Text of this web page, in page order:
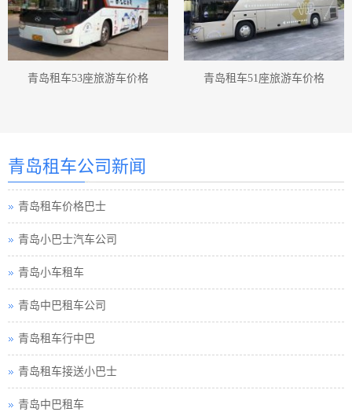
青岛租车53座旅游车价格 青岛租车51座旅游车价格
青岛租车公司新闻
青岛租车价格
青岛租车价格巴士
青岛小巴士汽车公司
青岛小车租车
青岛中巴租车公司
青岛租车行中巴
青岛租车接送小巴士
青岛中巴租车